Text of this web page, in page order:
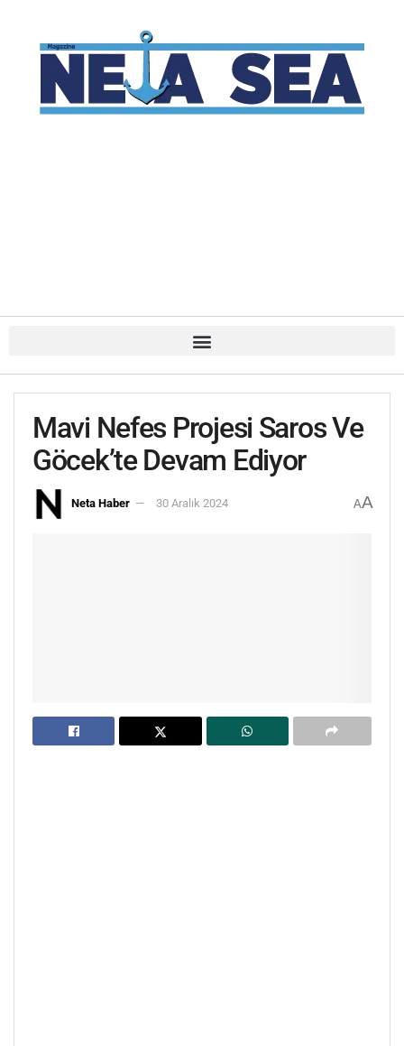
Mavi Nefes Projesi Saros Ve
Göcek’te Devam Ediyor
Neta Haber 30 Aralık 2024 AA